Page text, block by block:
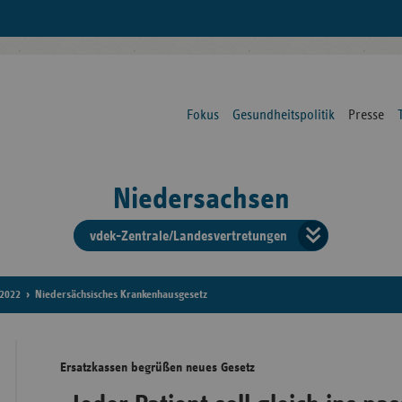
Fokus Gesundheitspolitik Presse
Niedersachsen
vdek-Zentrale/Landesvertretungen
der
2022 Niedersächsisches Krankenhausgesetz
Ersatzkassen begrüßen neues Gesetz